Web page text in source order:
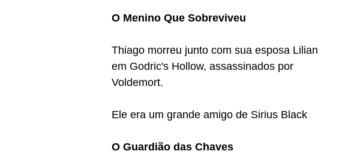
Fox Fronteiras do Universo
Jogos Vorazes Livros LucasFilm
O Menino Que Sobreviveu
Thiago morreu junto com sua esposa Lilian
em Godric's Hollow, assassinados por
Voldemort.
Ele era um grande amigo de Sirius Black
O Guardião das Chaves